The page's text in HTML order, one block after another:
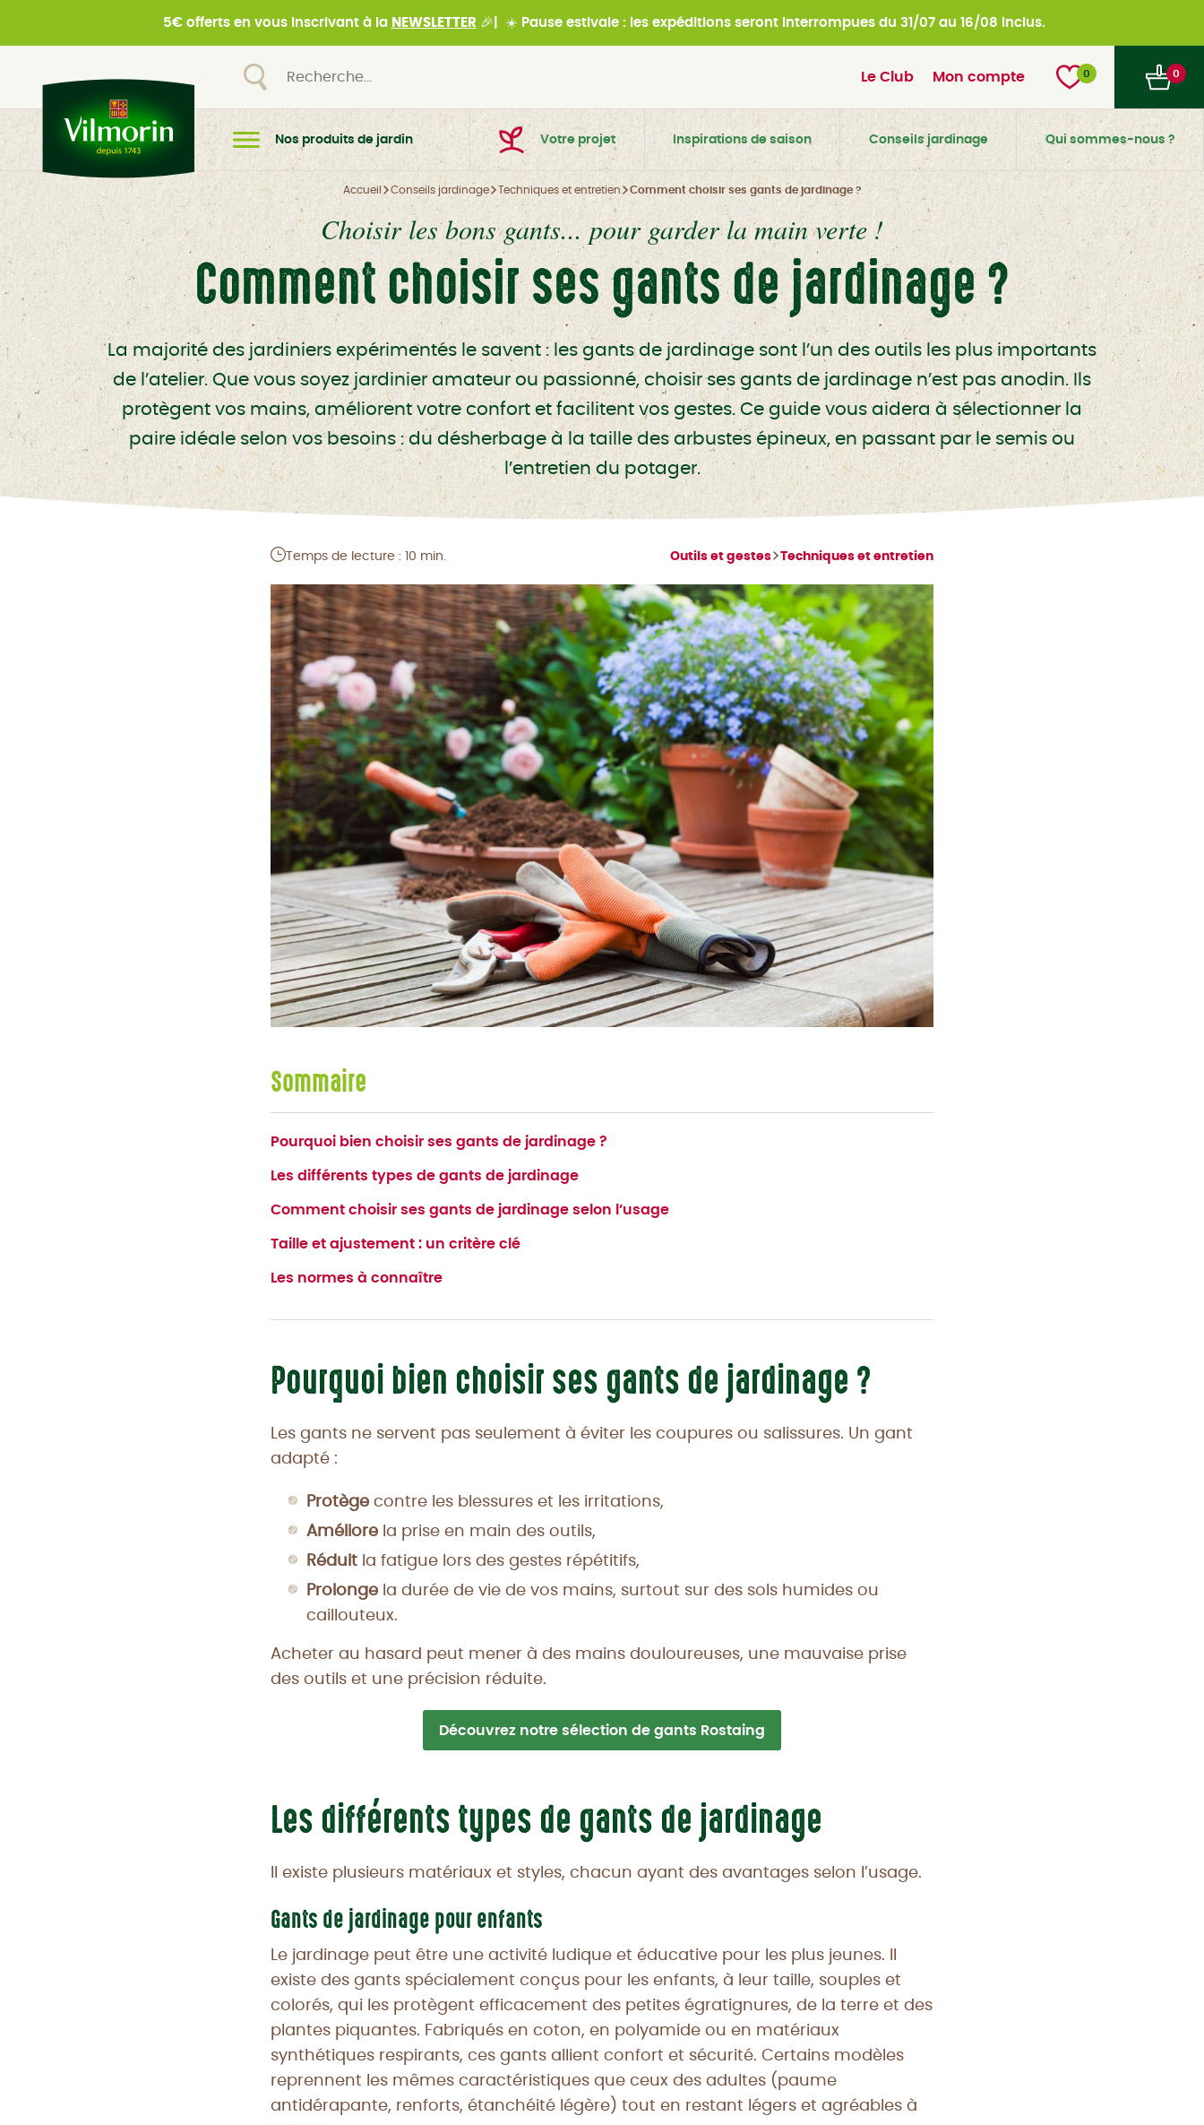
5€ offerts en vous inscrivant à la NEWSLETTER 🎉| ☀️ Pause estivale : les expéditions seront interrompues du 31/07 au 16/08 inclus.
Le Club Mon compte 0 0
Nos produits de jardin Votre projet Inspirations de saison Conseils jardinage Qui sommes-nous ?
Accueil Conseils jardinage Techniques et entretien Comment choisir ses gants de jardinage ?
Choisir les bons gants... pour garder la main verte !
Comment choisir ses gants de jardinage ?
La majorité des jardiniers expérimentés le savent : les gants de jardinage sont l’un des outils les plus importants
de l’atelier. Que vous soyez jardinier amateur ou passionné, choisir ses gants de jardinage n’est pas anodin. Ils
protègent vos mains, améliorent votre confort et facilitent vos gestes. Ce guide vous aidera à sélectionner la
paire idéale selon vos besoins : du désherbage à la taille des arbustes épineux, en passant par le semis ou
l’entretien du potager.
Temps de lecture : 10 min. Outils et gestes Techniques et entretien
Sommaire
Pourquoi bien choisir ses gants de jardinage ?
Les différents types de gants de jardinage
Comment choisir ses gants de jardinage selon l’usage
Taille et ajustement : un critère clé
Les normes à connaître
Pourquoi bien choisir ses gants de jardinage ?
Les gants ne servent pas seulement à éviter les coupures ou salissures. Un gant
adapté :
Protège contre les blessures et les irritations,
Améliore la prise en main des outils,
Réduit la fatigue lors des gestes répétitifs,
Prolonge la durée de vie de vos mains, surtout sur des sols humides ou
caillouteux.
Acheter au hasard peut mener à des mains douloureuses, une mauvaise prise
des outils et une précision réduite.
Découvrez notre sélection de gants Rostaing
Les différents types de gants de jardinage
Il existe plusieurs matériaux et styles, chacun ayant des avantages selon l’usage.
Gants de jardinage pour enfants
Le jardinage peut être une activité ludique et éducative pour les plus jeunes. Il
existe des gants spécialement conçus pour les enfants, à leur taille, souples et
colorés, qui les protègent efficacement des petites égratignures, de la terre et des
plantes piquantes. Fabriqués en coton, en polyamide ou en matériaux
synthétiques respirants, ces gants allient confort et sécurité. Certains modèles
reprennent les mêmes caractéristiques que ceux des adultes (paume
antidérapante, renforts, étanchéité légère) tout en restant légers et agréables à